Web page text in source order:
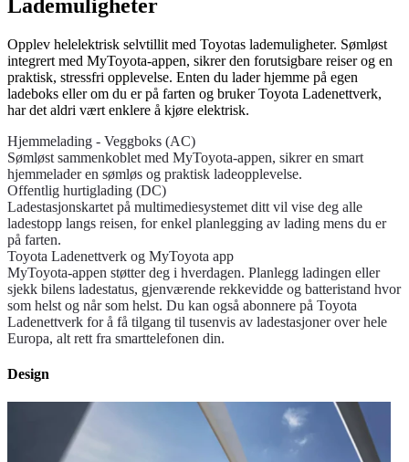
Lademuligheter
Opplev helelektrisk selvtillit med Toyotas lademuligheter. Sømløst
integrert med MyToyota-appen, sikrer den forutsigbare reiser og en
praktisk, stressfri opplevelse. Enten du lader hjemme på egen
ladeboks eller om du er på farten og bruker Toyota Ladenettverk,
har det aldri vært enklere å kjøre elektrisk.
Hjemmelading - Veggboks (AC)
Sømløst sammenkoblet med MyToyota-appen, sikrer en smart
hjemmelader en sømløs og praktisk ladeopplevelse.
Offentlig hurtiglading (DC)
Ladestasjonskartet på multimediesystemet ditt vil vise deg alle
ladestopp langs reisen, for enkel planlegging av lading mens du er
på farten.
Toyota Ladenettverk og MyToyota app
MyToyota-appen støtter deg i hverdagen. Planlegg ladingen eller
sjekk bilens ladestatus, gjenværende rekkevidde og batteristand hvor
som helst og når som helst. Du kan også abonnere på Toyota
Ladenettverk for å få tilgang til tusenvis av ladestasjoner over hele
Europa, alt rett fra smarttelefonen din.
Design